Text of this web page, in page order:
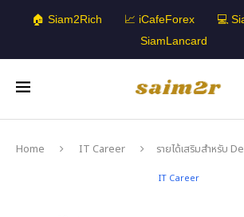
🏠 Siam2Rich 📈 iCafeForex 💻
SiamLancard
Home IT Career รายได้เสริมสำหรับ
IT Career